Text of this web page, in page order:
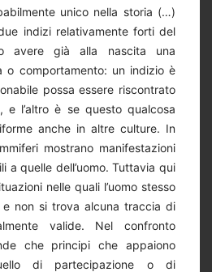
unico nella storia (…)
indizi relativamente forti del
avere già alla nascita una
o comportamento: un indizio è
possa essere riscontrato
e l’altro è se questo qualcosa
anche in altre culture. In
mostrano manifestazioni
a quelle dell’uomo. Tuttavia qui
nelle quali l’uomo stesso
non si trova alcuna traccia di
valide. Nel confronto
che principi che appaiono
di partecipazione o di